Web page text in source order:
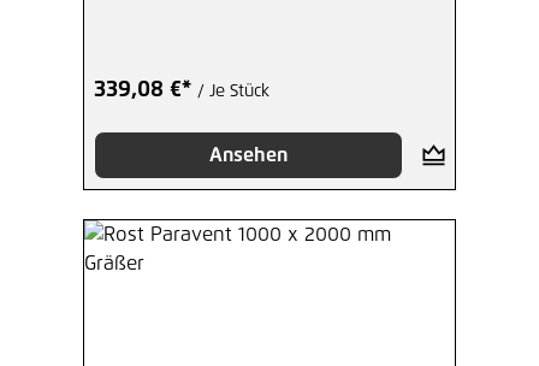
339,08 €* / Je Stück
Ansehen